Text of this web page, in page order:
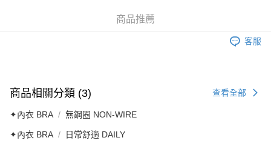
每筆HK$40.00，滿HK$500.00或以上免運費
每筆HK$40.00，滿HK$500.00或以上免運費
每筆HK$40.00，滿HK$500.00或以上免運費
商品推薦
客服
商品相關分類 (3) 查看全部
✦內衣 BRA 無鋼圈 NON-WIRE
✦內衣 BRA 日常舒適 DAILY